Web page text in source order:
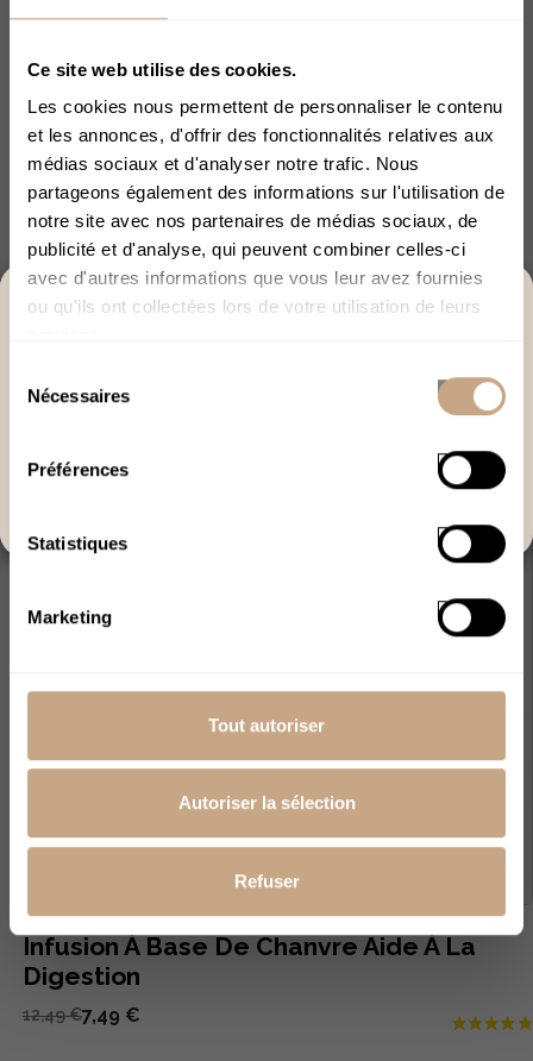
Ce site web utilise des cookies.
Les cookies nous permettent de personnaliser le contenu
et les annonces, d'offrir des fonctionnalités relatives aux
médias sociaux et d'analyser notre trafic. Nous
partageons également des informations sur l'utilisation de
notre site avec nos partenaires de médias sociaux, de
publicité et d'analyse, qui peuvent combiner celles-ci
avec d'autres informations que vous leur avez fournies
ou qu'ils ont collectées lors de votre utilisation de leurs
Nécessaires
Préférences
Statistiques
Marketing
Tout autoriser
Autoriser la sélection
Refuser
ACCÈS RÉSERVÉ AUX +18
Conservez-le dans un endroit de préférence frais et sec.
Ce produit n'est pas un médicament et ne peut en aucun
cas se substituer à un traitement médical.
Pour plus d'information nous vous conseillons de
demander l’avis de votre médecin.
Les autres clients ont commandé ces
Infusion À Base De Chanvre Aide À La
Digestion
7,49 €
12,49 €